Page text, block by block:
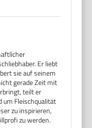
Er liebt
sie auf seinem
gerade Zeit mit
teilt er
um Fleischqualität
zu inspirieren,
zu werden.